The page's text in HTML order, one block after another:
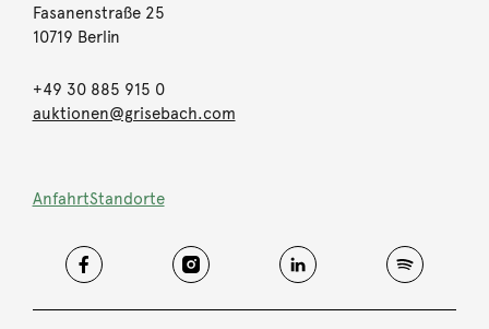
Fasanenstraße 25
10719 Berlin
+49 30 885 915 0
auktionen@grisebach.com
AnfahrtStandorte